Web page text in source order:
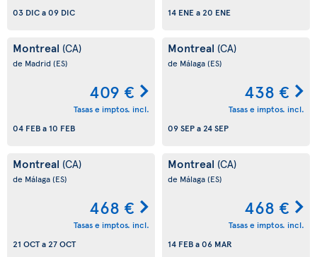
03 DICa09 DIC
14 ENEa20 ENE
Montreal (CA)
de Madrid(ES)
409 €
Tasas e imptos. incl.
04 FEBa 10 FEB
Montreal (CA)
de Málaga(ES)
438 €
Tasas e imptos. incl.
09 SEPa24 SEP
Montreal (CA)
de Málaga(ES)
468 €
Tasas e imptos. incl.
21 OCTa27 OCT
Montreal (CA)
de Málaga(ES)
468 €
Tasas e imptos. incl.
14 FEBa06 MAR